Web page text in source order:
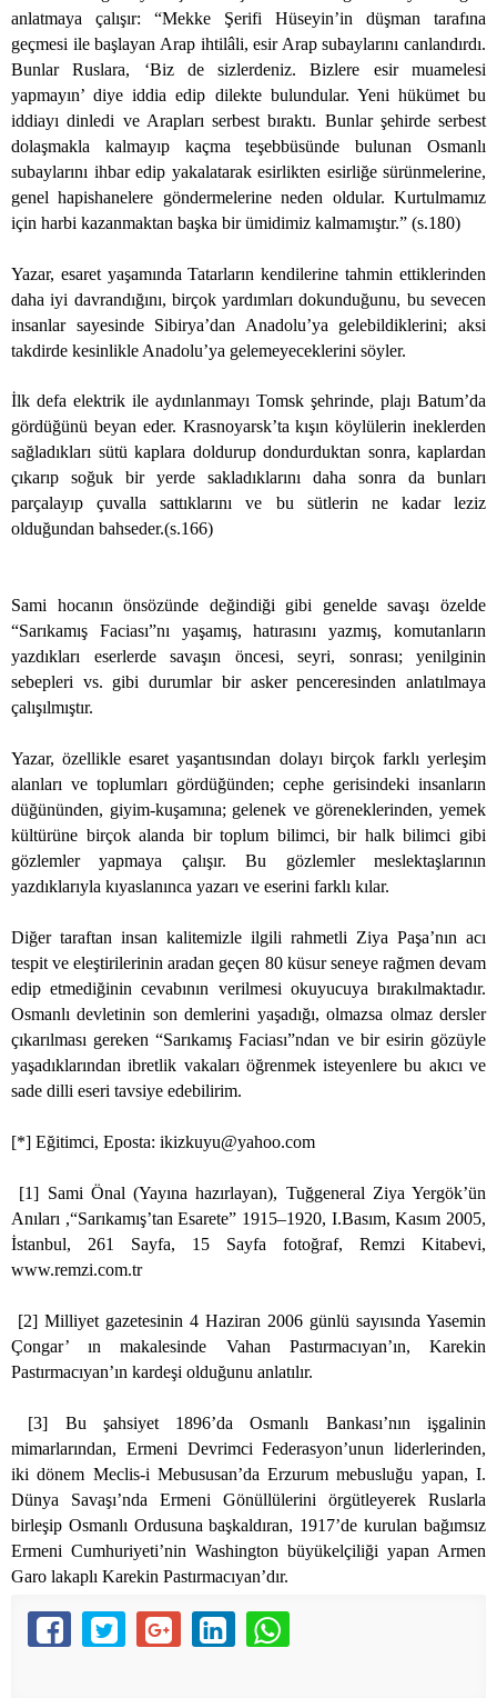
anlatmaya çalışır: “Mekke Şerifi Hüseyin’in düşman tarafına
geçmesi ile başlayan Arap ihtilâli, esir Arap subaylarını canlandırdı.
Bunlar Ruslara, ‘Biz de sizlerdeniz. Bizlere esir muamelesi
yapmayın’ diye iddia edip dilekte bulundular. Yeni hükümet bu
iddiayı dinledi ve Arapları serbest bıraktı. Bunlar şehirde serbest
dolaşmakla kalmayıp kaçma teşebbüsünde bulunan Osmanlı
subaylarını ihbar edip yakalatarak esirlikten esirliğe sürünmelerine,
genel hapishanelere göndermelerine neden oldular. Kurtulmamız
için harbi kazanmaktan başka bir ümidimiz kalmamıştır.” (s.180)
Yazar, esaret yaşamında Tatarların kendilerine tahmin ettiklerinden
daha iyi davrandığını, birçok yardımları dokunduğunu, bu sevecen
insanlar sayesinde Sibirya’dan Anadolu’ya gelebildiklerini; aksi
takdirde kesinlikle Anadolu’ya gelemeyeceklerini söyler.
İlk defa elektrik ile aydınlanmayı Tomsk şehrinde, plajı Batum’da
gördüğünü beyan eder. Krasnoyarsk’ta kışın köylülerin ineklerden
sağladıkları sütü kaplara doldurup dondurduktan sonra, kaplardan
çıkarıp soğuk bir yerde sakladıklarını daha sonra da bunları
parçalayıp çuvalla sattıklarını ve bu sütlerin ne kadar leziz
olduğundan bahseder.(s.166)
Sami hocanın önsözünde değindiği gibi genelde savaşı özelde
“Sarıkamış Faciası”nı yaşamış, hatırasını yazmış, komutanların
yazdıkları eserlerde savaşın öncesi, seyri, sonrası; yenilginin
sebepleri vs. gibi durumlar bir asker penceresinden anlatılmaya
çalışılmıştır.
Yazar, özellikle esaret yaşantısından dolayı birçok farklı yerleşim
alanları ve toplumları gördüğünden; cephe gerisindeki insanların
düğününden, giyim-kuşamına; gelenek ve göreneklerinden, yemek
kültürüne birçok alanda bir toplum bilimci, bir halk bilimci gibi
gözlemler yapmaya çalışır. Bu gözlemler meslektaşlarının
yazdıklarıyla kıyaslanınca yazarı ve eserini farklı kılar.
Diğer taraftan insan kalitemizle ilgili rahmetli Ziya Paşa’nın acı
tespit ve eleştirilerinin aradan geçen 80 küsur seneye rağmen devam
edip etmediğinin cevabının verilmesi okuyucuya bırakılmaktadır.
Osmanlı devletinin son demlerini yaşadığı, olmazsa olmaz dersler
çıkarılması gereken “Sarıkamış Faciası”ndan ve bir esirin gözüyle
yaşadıklarından ibretlik vakaları öğrenmek isteyenlere bu akıcı ve
sade dilli eseri tavsiye edebilirim.
[*] Eğitimci, Eposta: ikizkuyu@yahoo.com
[1] Sami Önal (Yayına hazırlayan), Tuğgeneral Ziya Yergök’ün
Anıları ,“Sarıkamış’tan Esarete” 1915–1920, I.Basım, Kasım 2005,
İstanbul, 261 Sayfa, 15 Sayfa fotoğraf, Remzi Kitabevi,
www.remzi.com.tr
[2] Milliyet gazetesinin 4 Haziran 2006 günlü sayısında Yasemin
Çongar’ ın makalesinde Vahan Pastırmacıyan’ın, Karekin
Pastırmacıyan’ın kardeşi olduğunu anlatılır.
[3] Bu şahsiyet 1896’da Osmanlı Bankası’nın işgalinin
mimarlarından, Ermeni Devrimci Federasyon’unun liderlerinden,
iki dönem Meclis-i Mebususan’da Erzurum mebusluğu yapan, I.
Dünya Savaşı’nda Ermeni Gönüllülerini örgütleyerek Ruslarla
birleşip Osmanlı Ordusuna başkaldıran, 1917’de kurulan bağımsız
Ermeni Cumhuriyeti’nin Washington büyükelçiliği yapan Armen
Garo lakaplı Karekin Pastırmacıyan’dır.